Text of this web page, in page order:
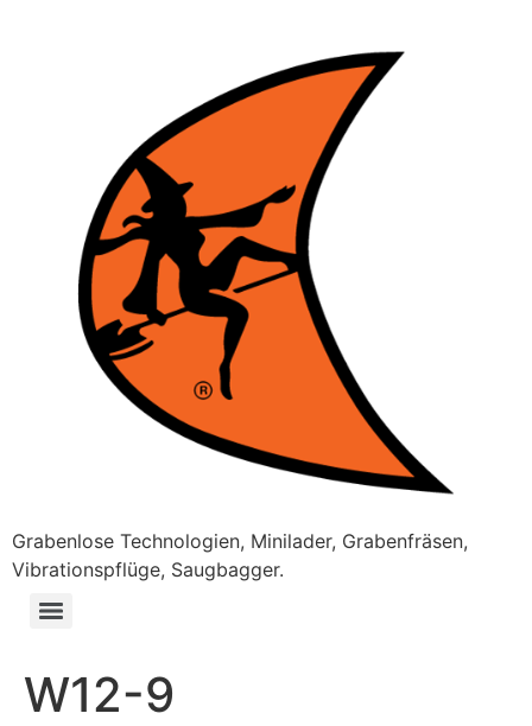
Grabenlose Technologien, Minilader, Grabenfräsen,
Vibrationspflüge, Saugbagger.
W12-9